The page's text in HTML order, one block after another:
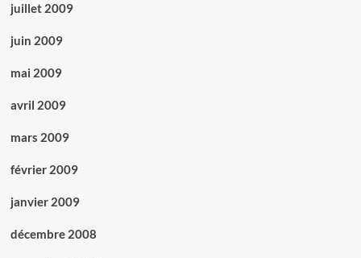
juillet 2009
juin 2009
mai 2009
avril 2009
mars 2009
février 2009
janvier 2009
décembre 2008